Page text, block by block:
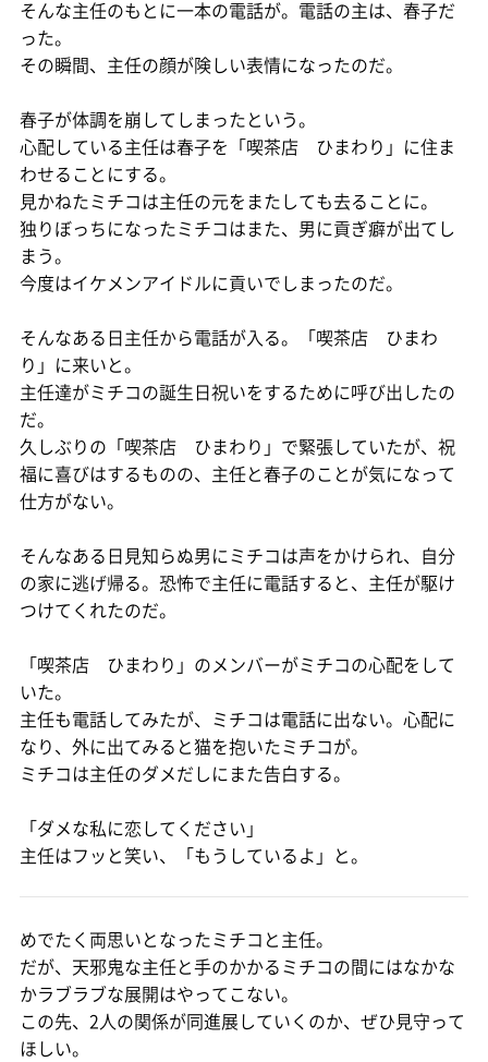
そんな主任のもとに一本の電話が。電話の主は、春子だ
った。
その瞬間、主任の顔が険しい表情になったのだ。
春子が体調を崩してしまったという。
心配している主任は春子を「喫茶店 ひまわり」に住ま
わせることにする。
見かねたミチコは主任の元をまたしても去ることに。
独りぼっちになったミチコはまた、男に貢ぎ癖が出てし
まう。
今度はイケメンアイドルに貢いでしまったのだ。
そんなある日主任から電話が入る。「喫茶店 ひまわ
り」に来いと。
主任達がミチコの誕生日祝いをするために呼び出したの
だ。
久しぶりの「喫茶店 ひまわり」で緊張していたが、祝
福に喜びはするものの、主任と春子のことが気になって
仕方がない。
そんなある日見知らぬ男にミチコは声をかけられ、自分
の家に逃げ帰る。恐怖で主任に電話すると、主任が駆け
つけてくれたのだ。
「喫茶店 ひまわり」のメンバーがミチコの心配をして
いた。
主任も電話してみたが、ミチコは電話に出ない。心配に
なり、外に出てみると猫を抱いたミチコが。
ミチコは主任のダメだしにまた告白する。
「ダメな私に恋してください」
主任はフッと笑い、「もうしているよ」と。
めでたく両思いとなったミチコと主任。
だが、天邪鬼な主任と手のかかるミチコの間にはなかな
かラブラブな展開はやってこない。
この先、2人の関係が同進展していくのか、ぜひ見守って
ほしい。